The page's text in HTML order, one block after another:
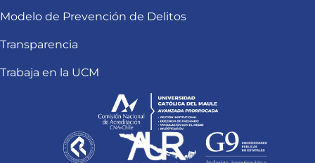
Modelo de Prevención de Delitos
Transparencia
Trabaja en la UCM